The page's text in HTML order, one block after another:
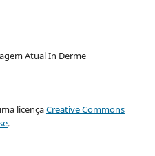
Atual In Derme
licençaCreative Commons
.